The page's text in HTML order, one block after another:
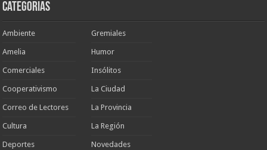
Categorias
Ambiente
Amelia
Comerciales
Cooperativismo
Correo de Lectores
Cultura
Deportes
Gremiales
Humor
Insólitos
La Ciudad
La Provincia
La Región
Novedades